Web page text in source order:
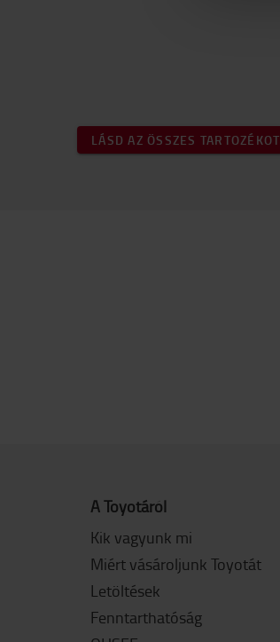
LÁSD AZ ÖSSZES TARTOZÉKOT
A Toyotáról
Kik vagyunk mi
Miért vásároljunk Toyotát
Letöltések
Fenntarthatóság